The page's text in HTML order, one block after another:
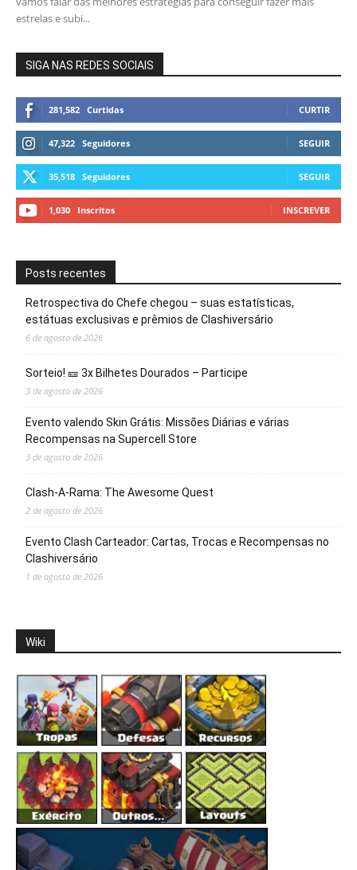
estrelas e subi...
SIGA NAS REDES SOCIAIS
281,582 Curtidas CURTIR
47,322 Seguidores SEGUIR
35,518 Seguidores SEGUIR
1,030 Inscritos INSCREVER
Posts recentes
Retrospectiva do Chefe chegou – suas estatísticas,
estátuas exclusivas e prêmios de Clashiversário
6 de agosto de 2026
Sorteio! 🎫 3x Bilhetes Dourados – Participe
3 de agosto de 2026
Evento valendo Skin Grátis: Missões Diárias e várias
Recompensas na Supercell Store
3 de agosto de 2026
Clash-A-Rama: The Awesome Quest
2 de agosto de 2026
Evento Clash Carteador: Cartas, Trocas e Recompensas no
Clashiversário
1 de agosto de 2026
Wiki